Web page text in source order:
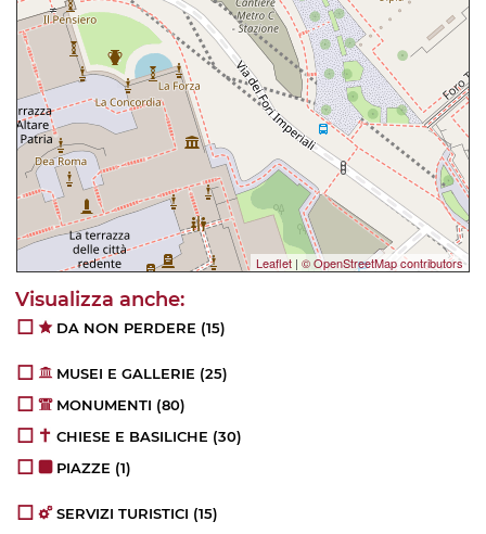
Leaflet | © OpenStreetMap contributors
DA NON PERDERE (15)
MUSEI E GALLERIE (25)
MONUMENTI (80)
CHIESE E BASILICHE (30)
PIAZZE (1)
SERVIZI TURISTICI (15)